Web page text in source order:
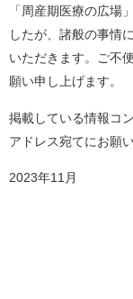
「周産期医療の広場
したが、諸般の事情
いただきます。ご不
願い申し上げます。
掲載している情報コ
アドレス宛てにお願
2023年11月